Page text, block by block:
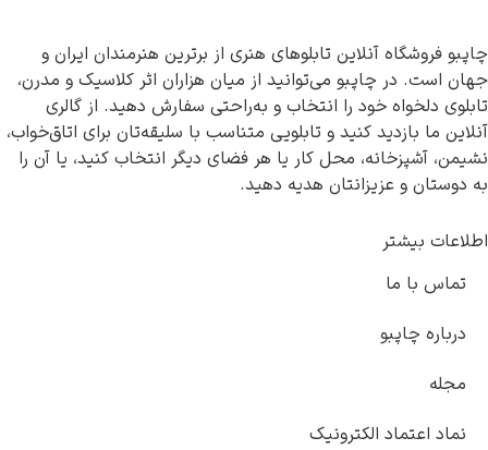
چاپبو فروشگاه آنلاین تابلوهای هنری از برترین هنرمندان ایران و
جهان است. در چاپبو می‌توانید از میان هزاران اثر کلاسیک و مدرن،
تابلوی دلخواه خود را انتخاب و به‌راحتی سفارش دهید. از گالری
آنلاین ما بازدید کنید و تابلویی متناسب با سلیقه‌تان برای اتاق‌خواب،
نشیمن، آشپزخانه، محل کار یا هر فضای دیگر انتخاب کنید، یا آن را
به دوستان و عزیزانتان هدیه دهید.
اطلاعات بیشتر
تماس با ما
درباره چاپبو
مجله
نماد اعتماد الکترونیک